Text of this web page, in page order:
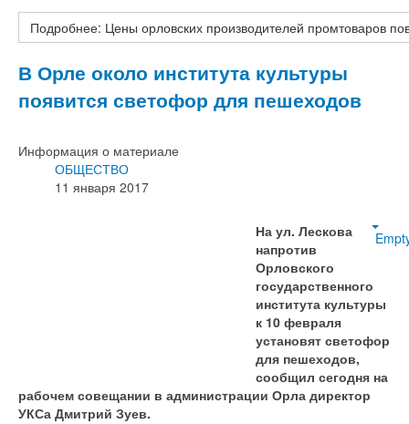
Подробнее: Цены орловских производителей промтоваров
В Орле около института культуры
появится светофор для пешеходов
Информация о материале
ОБЩЕСТВО
11 января 2017
На ул. Лескова
напротив
Орловского
государственного
института культуры
к 10 февраля
установят светофор
для пешеходов,
сообщил сегодня на
рабочем совещании в администрации Орла директор
УКСа Дмитрий Зуев.